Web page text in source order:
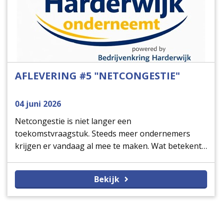
AFLEVERING #5 "NETCONGESTIE"
04 juni 2026
Netcongestie is niet langer een
toekomstvraagstuk. Steeds meer ondernemers
krijgen er vandaag al mee te maken. Wat betekent
voorde groei, verduurzaming en toekomstplannen
van jouw onderneming? En belangrijker: wat kun je
als ondernemer wél doen?
Bekijk